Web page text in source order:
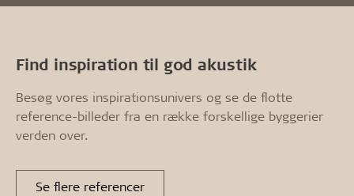
Find inspiration til god akustik
Besøg vores inspirationsunivers og se de flotte
reference-billeder fra en række forskellige byggerier
verden over.
Se flere referencer